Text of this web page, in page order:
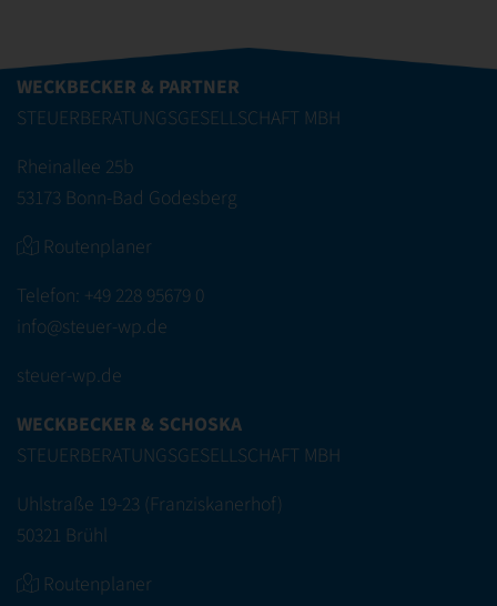
WECKBECKER & PARTNER
STEUERBERATUNGSGESELLSCHAFT MBH
Rheinallee 25b
53173 Bonn-Bad Godesberg
Routenplaner
Telefon: +49 228 95679 0
info@steuer-wp.de
steuer-wp.de
WECKBECKER & SCHOSKA
STEUERBERATUNGSGESELLSCHAFT MBH
Uhlstraße 19-23 (Franziskanerhof)
50321 Brühl
Routenplaner